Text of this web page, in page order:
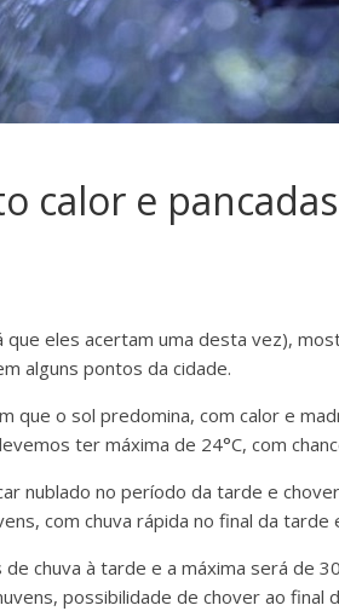
calor e
eles acertam uma desta vez),
alguns pontos da cidade.
o sol predomina, com calor e
ter máxima de 24°C, com
nublado no período da tarde e
com chuva rápida no final da tarde
chuva à tarde e a máxima será de
possibilidade de chover ao final